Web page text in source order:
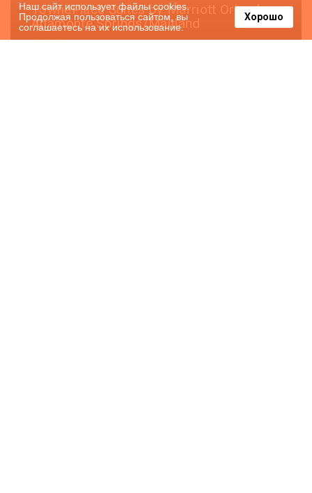
TownePlace Suites by Marriott Orlando
Altamonte Springs/Maitland
Наш сайт использует файлы cookies.
Продолжая пользоваться сайтом, вы
соглашаетесь на их использование.
Хорошо